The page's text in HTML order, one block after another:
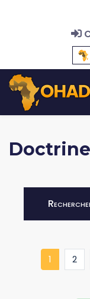
Doctrine
1 (current)
2